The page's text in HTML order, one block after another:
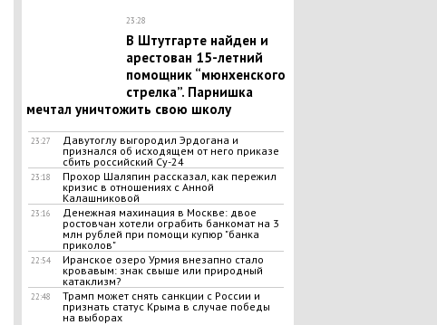
23:28
В Штутгарте найден и
арестован 15-летний
помощник “мюнхенского
стрелка”. Парнишка
мечтал уничтожить свою школу
23:27
Давутоглу выгородил Эрдогана и
признался об исходящем от него приказе
сбить российский Су-24
23:18
Прохор Шаляпин рассказал, как пережил
кризис в отношениях с Анной
Калашниковой
23:16
​Денежная махинация в Москве: двое
ростовчан хотели ограбить банкомат на 3
млн рублей при помощи купюр "банка
приколов"
22:54
Иранское озеро Урмия внезапно стало
кровавым: знак свыше или природный
катаклизм?
22:48
Трамп может снять санкции с России и
признать статус Крыма в случае победы
на выборах